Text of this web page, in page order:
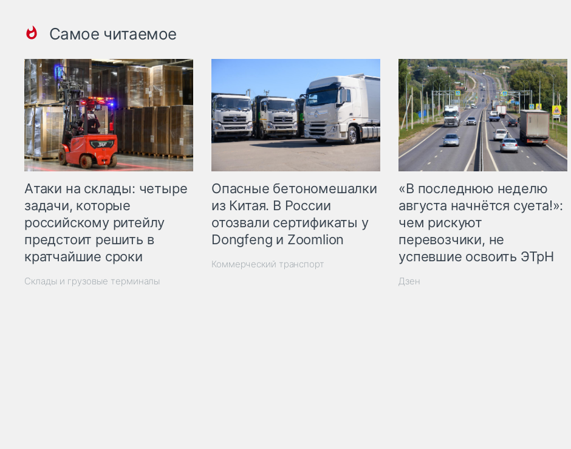
Самое читаемое
Атаки на склады: четыре
задачи, которые
российскому ритейлу
предстоит решить в
кратчайшие сроки
Склады и грузовые терминалы
Опасные бетономешалки
из Китая. В России
отозвали сертификаты у
Dongfeng и Zoomlion
Коммерческий транспорт
«В последнюю неделю
августа начнётся суета!»:
чем рискуют
перевозчики, не
успевшие освоить ЭТрН
Дзен